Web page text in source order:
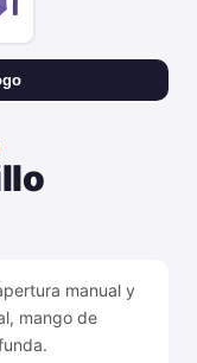
manual y
mango de